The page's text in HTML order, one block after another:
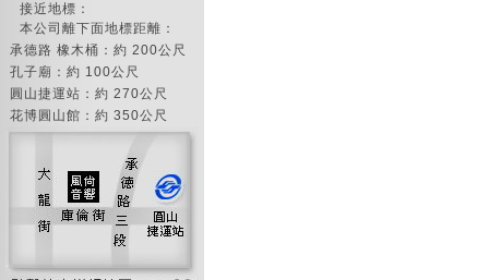
接近地標：
本公司離下面地標距離：
承德路 橡木桶：約 200公尺
孔子廟：約 100公尺
圓山捷運站：約 270公尺
花博圓山館：約 350公尺